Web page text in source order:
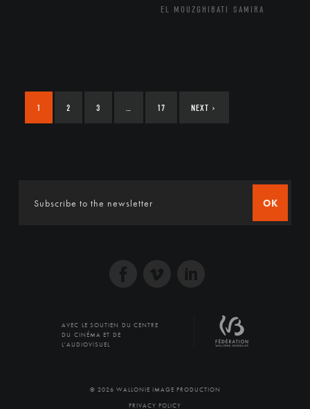
EL MOUZGHIBATI SAMIRA
1 2 3 … 17 NEXT ›
OK
AVEC LE SOUTIEN DU CENTRE
DU CINÉMA ET DE
L'AUDIOVISUEL
© 2026 WALLONIE IMAGE PRODUCTION
PRIVACY POLICY